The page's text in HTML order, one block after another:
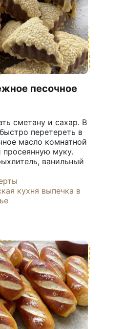
песочное
сметану и сахар. В
перетереть в
масло комнатной
просеянную муку.
ванильный
кухня выпечка в